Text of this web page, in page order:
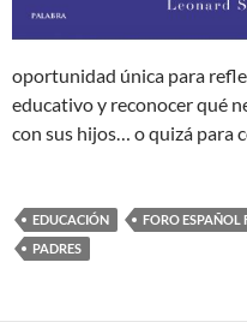
oportunidad única para
educativo y reconocer qué
con sus hijos… o quizá para
EDUCACIÓN FORO ESPAÑOL
PADRES